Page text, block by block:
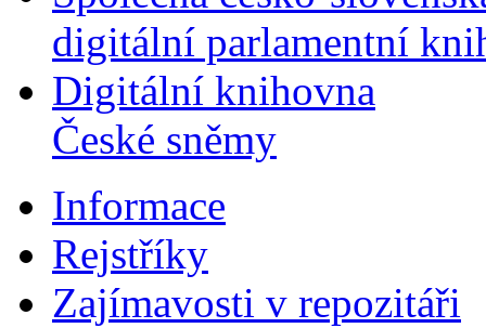
digitální parlamentní
Digitální knihovna
České sněmy
Informace
Rejstříky
Zajímavosti v repozitáři